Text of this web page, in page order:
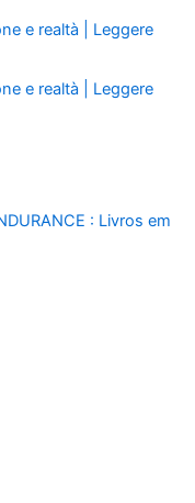
e realtà | Leggere
e realtà | Leggere
: Livros em